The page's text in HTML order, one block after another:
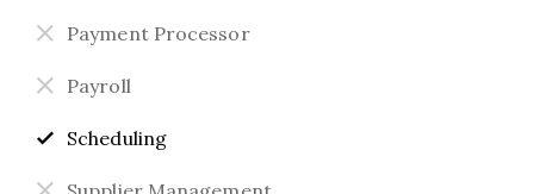
Payment Processor
Payroll
Scheduling